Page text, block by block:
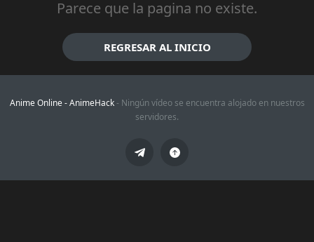
Parece que la pagina no existe.
REGRESAR AL INICIO
Anime Online -AnimeHack- Ningún vídeo se encuentra alojado en nuestros
servidores.